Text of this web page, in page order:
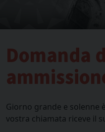
Domanda
Giorno grande e solenne
vostra chiamata riceve il